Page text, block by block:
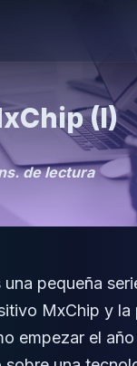
(I)
de lectura
pequeña
MxChip y la
empezar el